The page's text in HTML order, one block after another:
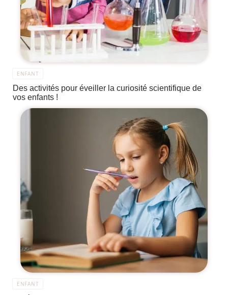
ENFANT
Des activités pour éveiller la curiosité scientifique de
vos enfants !
ENFANT